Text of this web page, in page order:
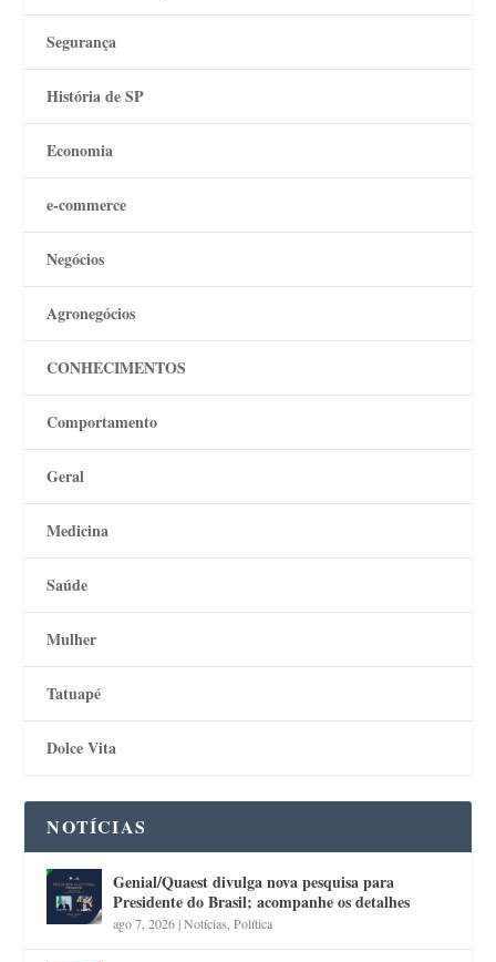
Segurança
História de SP
Economia
e-commerce
Negócios
Agronegócios
CONHECIMENTOS
Comportamento
Geral
Medicina
Saúde
Mulher
Tatuapé
Dolce Vita
NOTÍCIAS
Genial/Quaest divulga nova pesquisa para
Presidente do Brasil; acompanhe os detalhes
ago 7, 2026|Notícias ,Política